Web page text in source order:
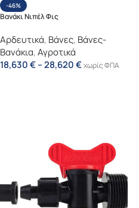
-46%
Βανάκι Νιπέλ Φις
Αρδευτικά, Βάνες, Βάνες-
Βανάκια,Αγροτικά
18,630€–28,620€χωρίς ΦΠΑ